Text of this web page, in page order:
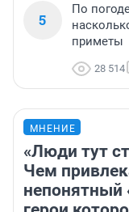
5
По
приметы
28 514
МНЕНИЕ
«Люди тут
Чем
непонятный